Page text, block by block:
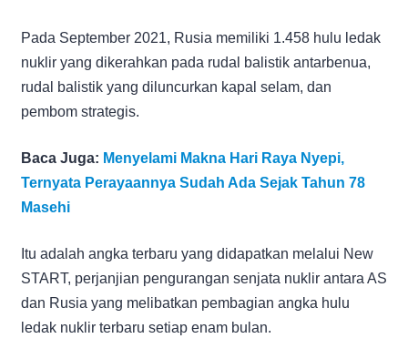
Pada September 2021, Rusia memiliki 1.458 hulu ledak
nuklir yang dikerahkan pada rudal balistik antarbenua,
rudal balistik yang diluncurkan kapal selam, dan
pembom strategis.
Baca Juga: Menyelami Makna Hari Raya Nyepi,
Ternyata Perayaannya Sudah Ada Sejak Tahun 78
Masehi
Itu adalah angka terbaru yang didapatkan melalui New
START, perjanjian pengurangan senjata nuklir antara AS
dan Rusia yang melibatkan pembagian angka hulu
ledak nuklir terbaru setiap enam bulan.